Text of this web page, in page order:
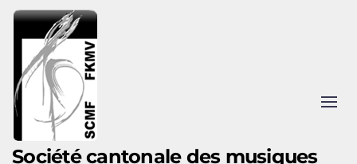
Accéder au contenu principal
Société cantonale des musiques